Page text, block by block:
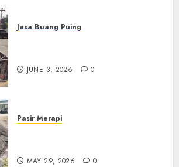
Jasa Buang Puing
JUNE 3, 2026 0
Pasir Merapi
MAY 29, 2026 0